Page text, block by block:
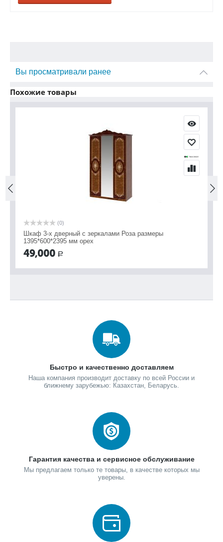
Вы просматривали ранее
Похожие товары
(0)
Шкаф 3-х дверный с зеркалами Роза размеры
1395*600*2395 мм орех
49,000 Р
Быстро и качественно доставляем
Наша компания производит доставку по всей России и
ближнему зарубежью: Казахстан, Беларусь.
Гарантия качества и сервисное обслуживание
Мы предлагаем только те товары, в качестве которых мы
уверены.